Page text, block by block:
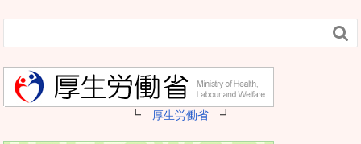

┗ 厚生労働省 ┛